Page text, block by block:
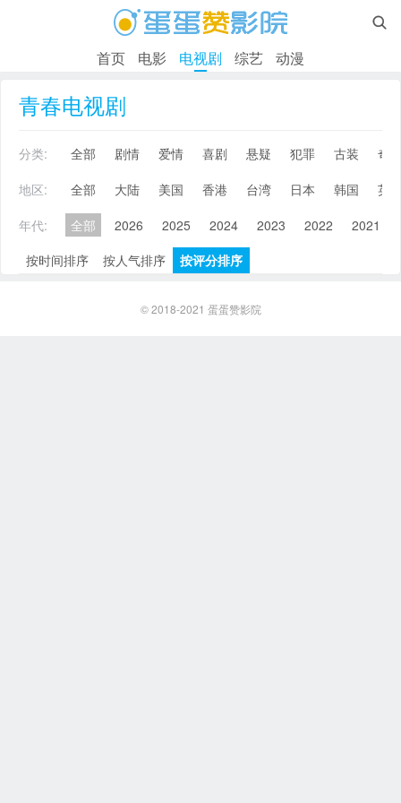

首页 电影 电视剧 综艺 动漫
青春电视剧
分类: 全部 剧情 爱情 喜剧 悬疑 犯罪 古装
奇
地区:
全部 大陆 美国 香港 台湾 日本 韩国
英
年代:
全部 2026 2025 2024 2023 2022 2021
按时间排序
按人气排序 按评分排序
© 2018-2021 蛋蛋赞影院